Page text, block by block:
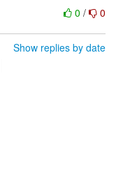
0 / 0
Show replies by date